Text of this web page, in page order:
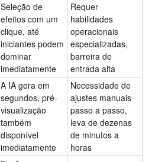
Seleção de
efeitos com um
clique, até
iniciantes podem
dominar
imediatamente
Requer
habilidades
operacionais
especializadas,
barreira de
entrada alta
A IA gera em
segundos, pré-
visualização
também
disponível
imediatamente
Necessidade de
ajustes manuais
passo a passo,
leva de dezenas
de minutos a
horas